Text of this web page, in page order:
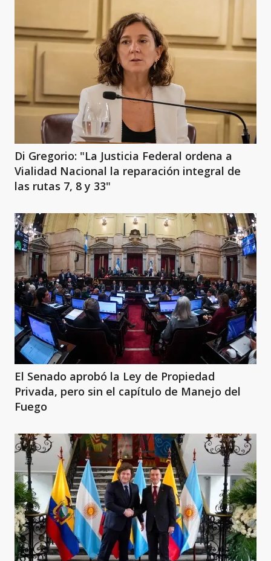
Di Gregorio: "La Justicia Federal ordena a
Vialidad Nacional la reparación integral de
las rutas 7, 8 y 33"
El Senado aprobó la Ley de Propiedad
Privada, pero sin el capítulo de Manejo del
Fuego